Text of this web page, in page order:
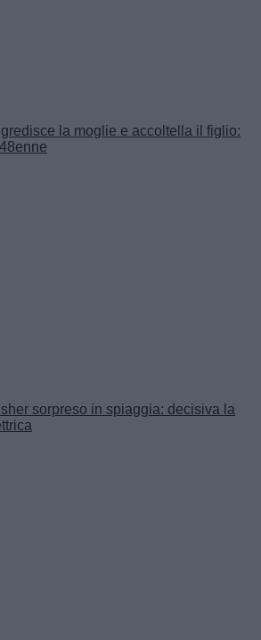
la moglie e accoltella il figlio:
sorpreso in spiaggia: decisiva la